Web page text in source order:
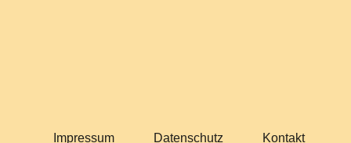
Impressum Datenschutz Kontakt